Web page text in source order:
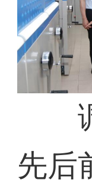
调
先后